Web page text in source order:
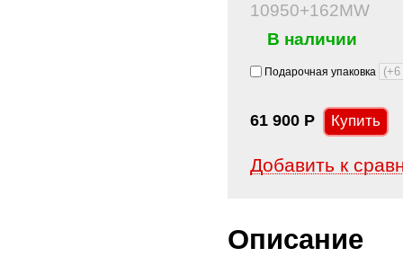
10950+162MW
В наличии
Подарочная упаковка
61 900 Р
Добавить к
Описание